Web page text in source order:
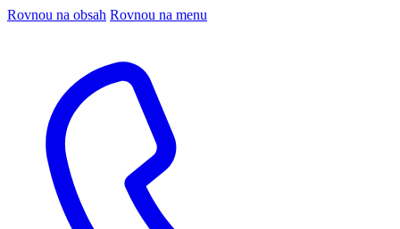
Rovnou na obsah Rovnou na menu